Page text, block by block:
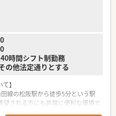
時間シフト制勤務
の他法定通りとする
】
線の松阪駅から徒歩5分という駅
望される方にも非常に便利な環境で